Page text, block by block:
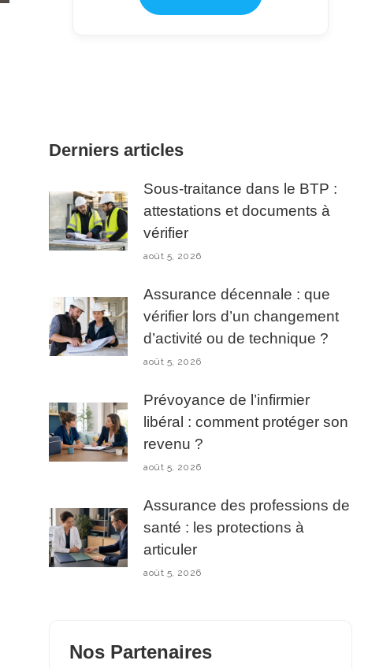
Derniers articles
Sous-traitance dans le BTP :
attestations et documents à
vérifier
août 5, 2026
Assurance décennale : que
vérifier lors d’un changement
d’activité ou de technique ?
août 5, 2026
Prévoyance de l’infirmier
libéral : comment protéger son
revenu ?
août 5, 2026
Assurance des professions de
santé : les protections à
articuler
août 5, 2026
Nos Partenaires